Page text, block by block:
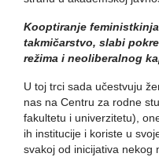
Kooptiranje
takmičarstvo, slabi
režima i neoliberalnog
U toj trci sada učestvuju
nas na Centru za rodne
fakultetu i univerzitetu),
ih institucije i koriste u
svakoj od inicijativa nekog